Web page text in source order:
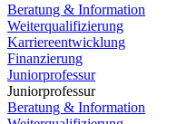
Beratung & Information
Weiterqualifizierung
Karriereentwicklung
Finanzierung
Juniorprofessur
Juniorprofessur
Beratung & Information